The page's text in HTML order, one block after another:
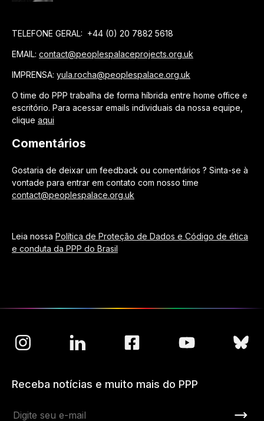
TELEFONE GERAL: +44 (0) 20 7882 5618
EMAIL: contact@peoplespalaceprojects.org.uk
IMPRENSA: yula.rocha@peoplespalace.org.uk
O time do PPP trabalha de forma híbrida entre home office e
escritório. Para acessar emails individuais da nossa equipe,
clique aqui
Comentários
Gostaria de deixar um feedback ou comentários ? Sinta-se à
vontade para entrar em contato com nosso time
contact@peoplespalace.org.uk
Leia nossa Política de Proteção de Dados e Código de ética
e conduta da PPP do Brasil
Receba notícias e muito mais do PPP